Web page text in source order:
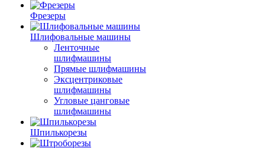
Фрезеры
Шлифовальные машины
Ленточные
шлифмашины
Прямые шлифмашины
Эксцентриковые
шлифмашины
Угловые цанговые
шлифмашины
Шпилькорезы